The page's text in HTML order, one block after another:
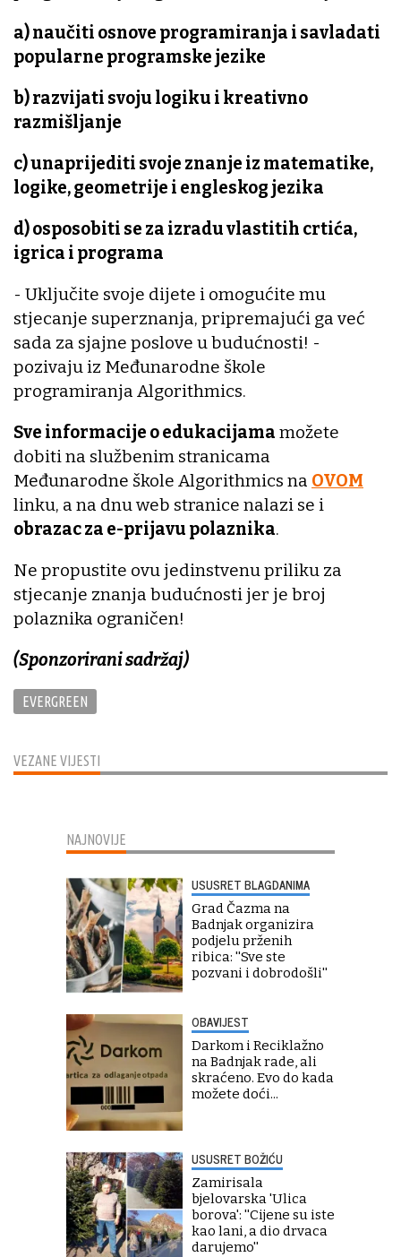
VEZANE VIJESTI
a) naučiti osnove programiranja i savladati
popularne programske jezike
b) razvijati svoju logiku i kreativno
razmišljanje
c) unaprijediti svoje znanje iz matematike,
logike, geometrije i engleskog jezika
d) osposobiti se za izradu vlastitih crtića,
igrica i programa
- Uključite svoje dijete i omogućite mu
stjecanje superznanja, pripremajući ga već
sada za sjajne poslove u budućnosti! -
pozivaju iz Međunarodne škole
programiranja Algorithmics.
Sve informacije o edukacijama možete
dobiti na službenim stranicama
Međunarodne škole Algorithmics na OVOM
linku, a na dnu web stranice nalazi se i
obrazac za e-prijavu polaznika.
Ne propustite ovu jedinstvenu priliku za
stjecanje znanja budućnosti jer je broj
polaznika ograničen!
(Sponzorirani sadržaj)
EVERGREEN
NAJNOVIJE
USUSRET BLAGDANIMA
Grad Čazma na
Badnjak organizira
podjelu prženih
ribica: ''Sve ste
pozvani i dobrodošli''
OBAVIJEST
Darkom i Reciklažno
na Badnjak rade, ali
skraćeno. Evo do kada
možete doći...
USUSRET BOŽIĆU
Zamirisala
bjelovarska 'Ulica
borova': ''Cijene su iste
kao lani, a dio drvaca
darujemo''